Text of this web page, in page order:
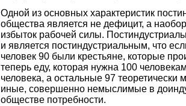
Одной из основных характеристик
общества является не дефицит, а
избыток рабочей силы.
и является постиндустриальным, что
человек 90 были крестьяне, которые
теперь еду, которая нужна 100
человека, а остальные 97 теоретически
иные, совершенно немыслимые в
обществе потребности.